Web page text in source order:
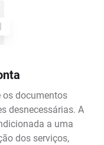
os documentos
desnecessárias. A
a uma
dos serviços,